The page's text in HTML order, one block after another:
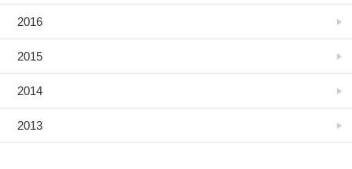
2016
2015
2014
2013